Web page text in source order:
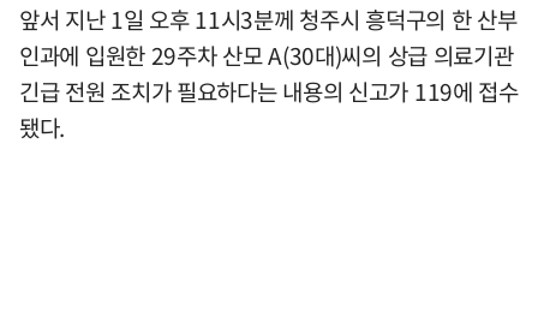
앞서 지난 1일 오후 11시3분께 청주시 흥덕구의 한 산부
인과에 입원한 29주차 산모 A(30대)씨의 상급 의료기관
긴급 전원 조치가 필요하다는 내용의 신고가 119에 접수
됐다.